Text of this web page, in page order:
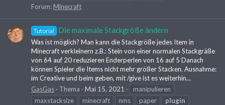
Forum: Minecraft
Tutorial Die maximale Stackgröße ändern
Was ist möglich? Man kann die Stackgröße jedes Item in
Minecraft verkleinern z.B.: Stein von einer normalen Stackgräße
von 64 auf 20 reduzieren Enderperlen von 16 auf 5 Danach
können Spieler die Items nicht mehr größer Stacken. Ausnahme:
im Creative und beim geben, mit /give ist es weiterhin...
GasGas
Thema Mai 15, 2021
manipulieren
maxstacksize
minecraft nms paper
plugin